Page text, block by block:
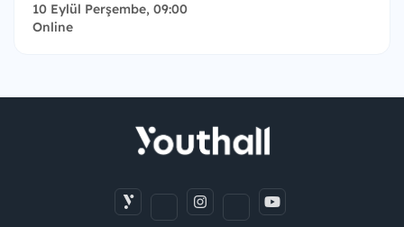
10 Eylül Perşembe, 09:00
Online